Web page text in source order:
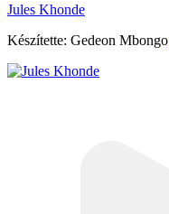
Jules Khonde
Készítette: Gedeon Mbongo